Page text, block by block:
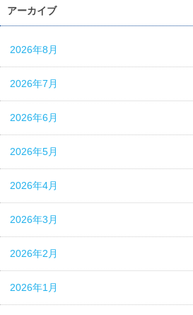
アーカイブ
2026年8月
2026年7月
2026年6月
2026年5月
2026年4月
2026年3月
2026年2月
2026年1月